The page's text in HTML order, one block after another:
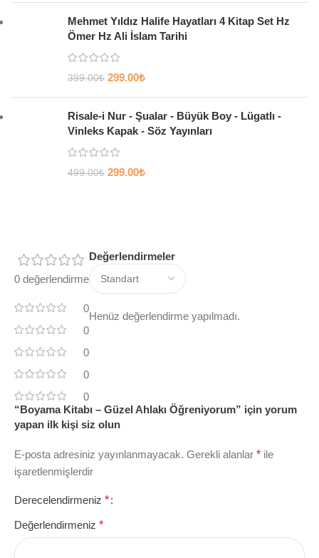
Mehmet Yıldız Halife Hayatları 4 Kitap Set Hz
Ömer Hz Ali İslam Tarihi
399.00₺ 299.00₺
Risale-i Nur - Şualar - Büyük Boy - Lügatlı -
Vinleks Kapak - Söz Yayınları
499.00₺ 299.00₺
0 değerlendirme
0
0
0
0
0
Değerlendirmeler
Henüz değerlendirme yapılmadı.
“Boyama Kitabı – Güzel Ahlakı Öğreniyorum” için yorum
yapan ilk kişi siz olun
E-posta adresiniz yayınlanmayacak. Gerekli alanlar * ile
işaretlenmişlerdir
Derecelendirmeniz *
Değerlendirmeniz *